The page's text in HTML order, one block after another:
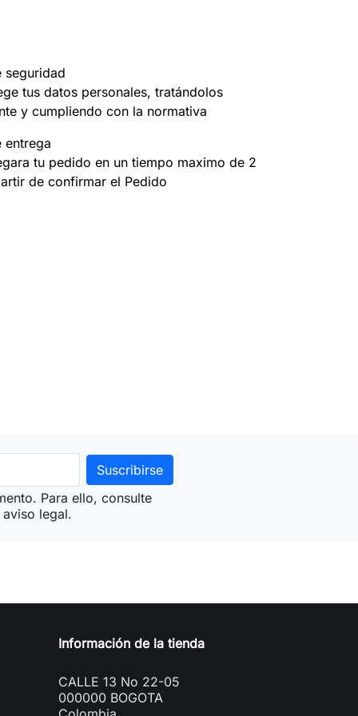
seguridad
tus datos personales, tratándolos
y cumpliendo con la normativa
entrega
tu pedido en un tiempo maximo de 2
de confirmar el Pedido
Para ello, consulte
legal.
Información de la tienda
CALLE 13 No 22-05
000000 BOGOTA